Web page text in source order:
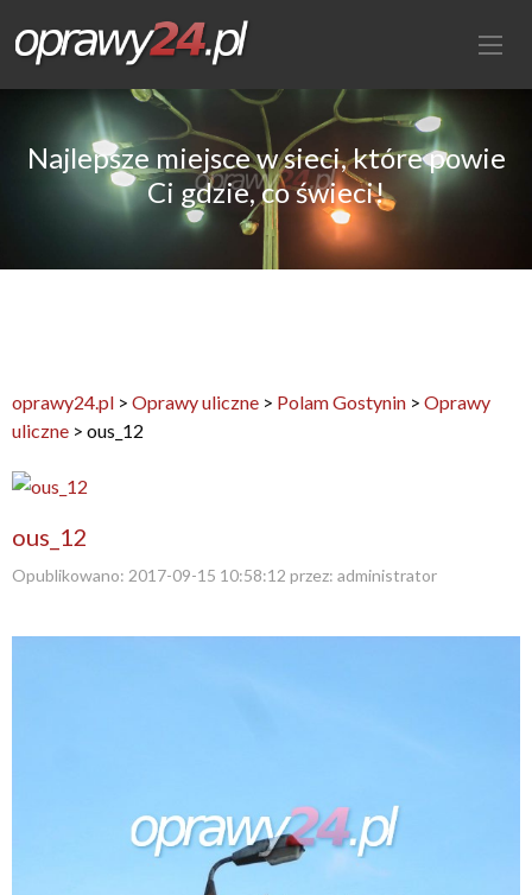
Najlepsze miejsce w sieci, które powie
Ci gdzie, co świeci!
oprawy24.pl > Oprawy uliczne > Polam Gostynin > Oprawy
uliczne > ous_12
ous_12
Opublikowano: 2017-09-15 10:58:12 przez: administrator